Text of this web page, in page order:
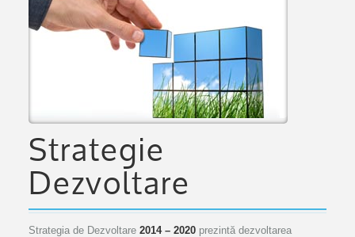
Strategie
Dezvoltare
Strategia de Dezvoltare2014 – 2020 prezintă dezvoltarea